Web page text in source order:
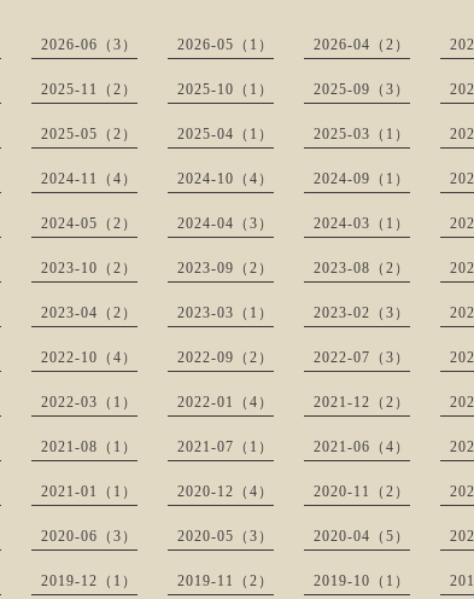
2026-06（3） 2026-05（1） 2026-04（2）
2025-11（2） 2025-10（1） 2025-09（3）
2025-05（2） 2025-04（1） 2025-03（1）
2024-11（4） 2024-10（4） 2024-09（1）
2024-05（2） 2024-04（3） 2024-03（1）
2023-10（2） 2023-09（2） 2023-08（2）
2023-04（2） 2023-03（1） 2023-02（3）
2022-10（4） 2022-09（2） 2022-07（3）
2022-03（1） 2022-01（4） 2021-12（2）
2021-08（1） 2021-07（1） 2021-06（4）
2021-01（1） 2020-12（4） 2020-11（2）
2020-06（3） 2020-05（3） 2020-04（5）
2019-12（1） 2019-11（2） 2019-10（1）